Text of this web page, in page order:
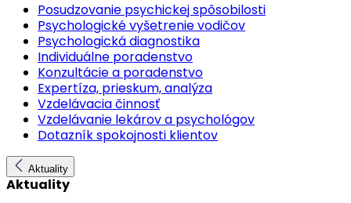
Posudzovanie psychickej spôsobilosti
Psychologické vyšetrenie vodičov
Psychologická diagnostika
Individuálne poradenstvo
Konzultácie a poradenstvo
Expertíza, prieskum, analýza
Vzdelávacia činnosť
Vzdelávanie lekárov a psychológov
Dotazník spokojnosti klientov
Aktuality
Aktuality